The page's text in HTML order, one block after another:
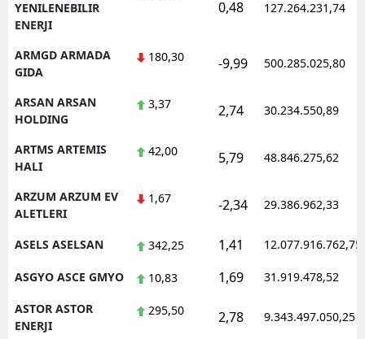
YENILENEBILIR
ENERJI
0,48 127.264.231,74
ARMGD ARMADA
GIDA
180,30 -9,99 500.285.025,80
ARSAN ARSAN
HOLDING
3,37 2,74 30.234.550,89
ARTMS ARTEMIS
HALI
42,00 5,79 48.846.275,62
ARZUM ARZUM EV
ALETLERI
1,67 -2,34 29.386.962,33
ASELS ASELSAN 342,25 1,41 12.077.916.762,75
ASGYO ASCE GMYO 10,83 1,69 31.919.478,52
ASTOR ASTOR
ENERJI
295,50 2,78 9.343.497.050,25